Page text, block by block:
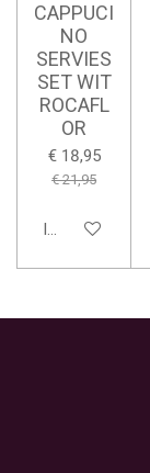
CAPPUCI
NO
SERVIES
SET WIT
ROCAFL
OR
€ 18,95
€ 21,95
In winkelwagen